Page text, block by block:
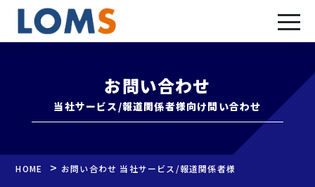
お問い合わせ
当社サービス/報道関係者様向け問い合わせ
HOME > お問い合わせ 当社サービス/報道関係者様